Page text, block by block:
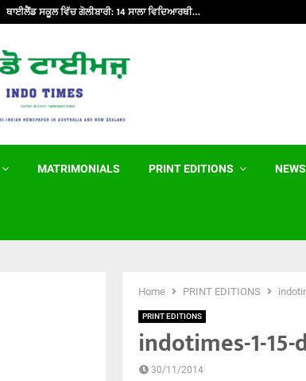
ਥਾਈਲੈਂਡ ਸਕੂਲ ਵਿੱਚ ਗੋਲੀਬਾਰੀ: 14 ਸਾਲਾ ਵਿਦਿਆਰਥੀ…
MATRIMONIALS PRINT EDITIONS NEWS
Home PRINT EDITIONS
PRINT EDITIONS
indotimes-1-
30/11/2014